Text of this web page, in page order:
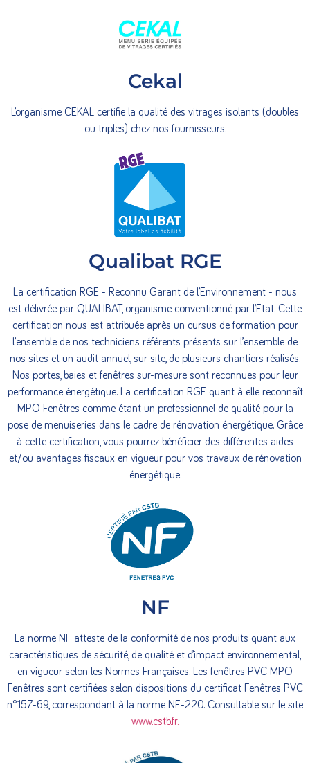
Cekal
L’organisme CEKAL certifie la qualité des vitrages isolants (doubles
ou triples) chez nos fournisseurs.
Qualibat RGE
La certification RGE - Reconnu Garant de l’Environnement - nous
est délivrée par QUALIBAT, organisme conventionné par l’Etat. Cette
certification nous est attribuée après un cursus de formation pour
l’ensemble de nos techniciens référents présents sur l’ensemble de
nos sites et un audit annuel, sur site, de plusieurs chantiers réalisés.
Nos portes, baies et fenêtres sur-mesure sont reconnues pour leur
performance énergétique. La certification RGE quant à elle reconnaît
MPO Fenêtres comme étant un professionnel de qualité pour la
pose de menuiseries dans le cadre de rénovation énergétique. Grâce
à cette certification, vous pourrez bénéficier des différentes aides
et/ou avantages fiscaux en vigueur pour vos travaux de rénovation
énergétique.
NF
La norme NF atteste de la conformité de nos produits quant aux
caractéristiques de sécurité, de qualité et d’impact environnemental,
en vigueur selon les Normes Françaises. Les fenêtres PVC MPO
Fenêtres sont certifiées selon dispositions du certificat Fenêtres PVC
n°157-69, correspondant à la norme NF-220. Consultable sur le site
www.cstb.fr.